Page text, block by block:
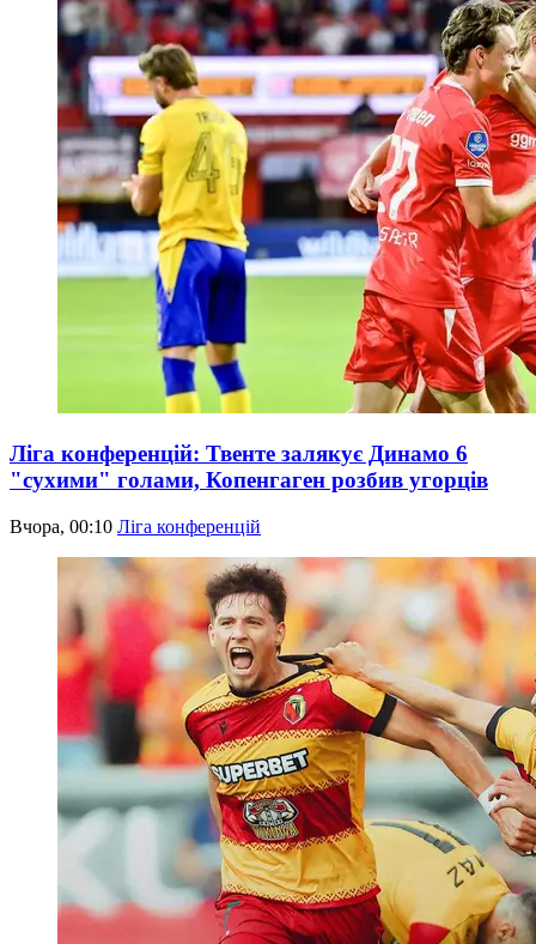
Ліга конференцій: Твенте залякує Динамо 6
"сухими" голами, Копенгаген розбив угорців
Вчора, 00:10 Ліга конференцій